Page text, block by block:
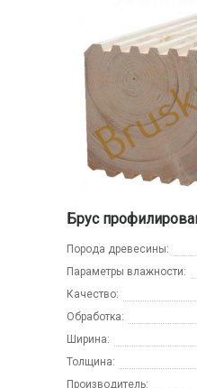
Брус
Порода древесины:
Параметры влажности:
Качество:
Обработка:
Ширина:
Толщина:
Производитель: